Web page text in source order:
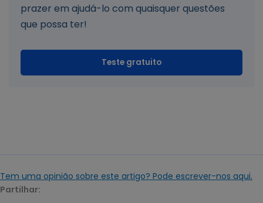
prazer em ajudá-lo com quaisquer questões
que possa ter!
Teste gratuito
Tem uma opinião sobre este artigo? Pode escrever-nos aqui.
Partilhar: